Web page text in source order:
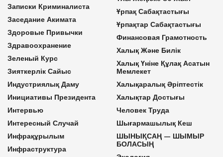
Записки Криминалиста
Заседание Акимата
Здоровые Привычки
Здравоохранение
Зеленый Курс
Зияткерлік Сайыс
Индустриялық Даму
Инициативы Президента
Интервью
Интересный Случай
Инфрақұрылым
Инфраструктура
Ұрпақ Сабақтастығы
Ұрпақтар Сабақтастығы
Финансовая Грамотность
Халық Және Билік
Халық Үніне Құлақ Асатын
Мемлекет
Халықаралық Әріптестік
Халықтар Достығы
Человек Труда
Шығармашылық Кеш
ШЫНЫҚСАҢ — ШЫМЫР
БОЛАСЫҢ